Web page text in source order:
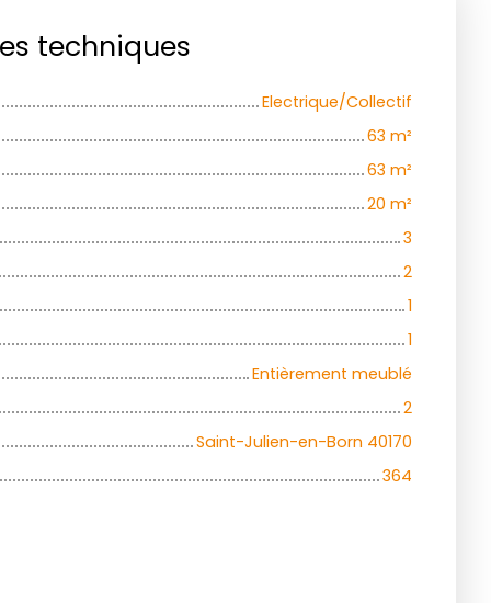
techniques
Electrique/Collectif
63 m²
63 m²
20 m²
3
2
1
1
Entièrement meublé
2
Saint-Julien-en-Born 40170
364